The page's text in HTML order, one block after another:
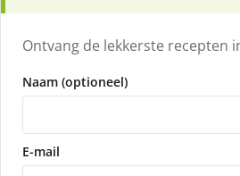
Ontvang de lekkerste recepten
Naam (optioneel)
E-mail